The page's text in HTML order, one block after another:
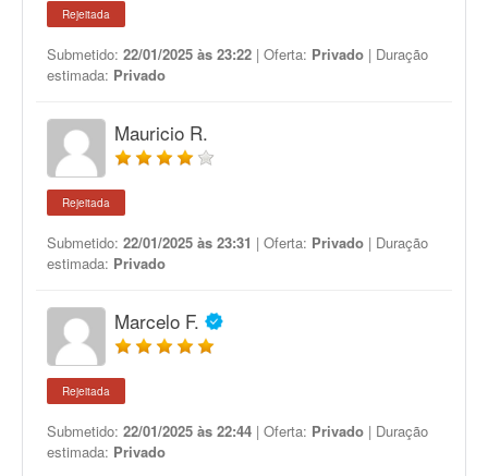
Rejeitada
Submetido: 22/01/2025 às 23:22 | Oferta: Privado | Duração
estimada: Privado
Mauricio R.
Rejeitada
Submetido: 22/01/2025 às 23:31 | Oferta: Privado | Duração
estimada: Privado
Marcelo F.
Rejeitada
Submetido: 22/01/2025 às 22:44 | Oferta: Privado | Duração
estimada: Privado